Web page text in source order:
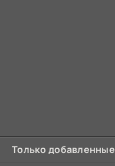
Только добавленные